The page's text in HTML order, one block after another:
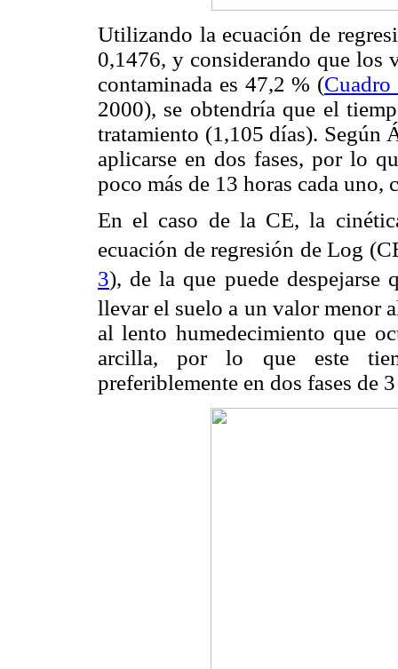
Utilizando la ecuación de
0,1476, y considerando que los
contaminada es 47,2 % (Cuadro
2000), se obtendría que el
tratamiento (1,105 días). Según
aplicarse en dos fases, por lo
poco más de 13 horas cada uno,
En el caso de la CE, la
ecuación de regresión de Log
3), de la que puede despejarse
llevar el suelo a un valor menor
al lento humedecimiento que
arcilla, por lo que este
preferiblemente en dos fases de